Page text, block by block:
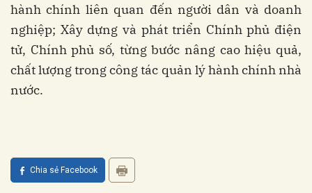
hành chính liên quan đến người dân và doanh
nghiệp; Xây dựng và phát triển Chính phủ điện
tử, Chính phủ số, từng bước nâng cao hiệu quả,
chất lượng trong công tác quản lý hành chính nhà
nước.
Chia sẻ Facebook